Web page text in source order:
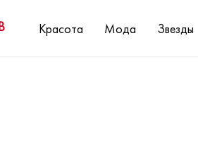
Красота Мода Звезды